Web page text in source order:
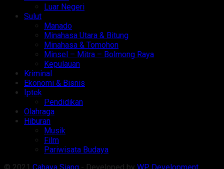
Luar Negeri
Sulut
Manado
Minahasa Utara & Bitung
Minahasa & Tomohon
Minsel – Mitra – Bolmong Raya
Kepulauan
Kriminal
Ekonomi & Bisnis
Iptek
Pendidikan
Olahraga
Hiburan
Musik
Film
Pariwisata Budaya